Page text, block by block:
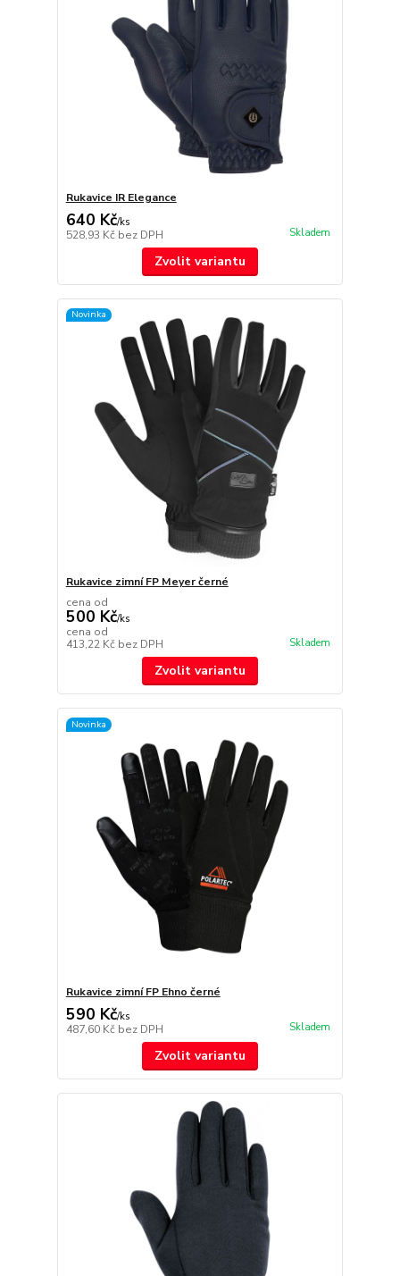
Rukavice IR Elegance
640 Kč/ks
528,93 Kč bez DPH Skladem
Zvolit variantu
Novinka
Rukavice zimní FP Meyer černé
cena od
500 Kč/ks
cena od
413,22 Kč bez DPH Skladem
Zvolit variantu
Novinka
Rukavice zimní FP Ehno černé
590 Kč/ks
487,60 Kč bez DPH Skladem
Zvolit variantu